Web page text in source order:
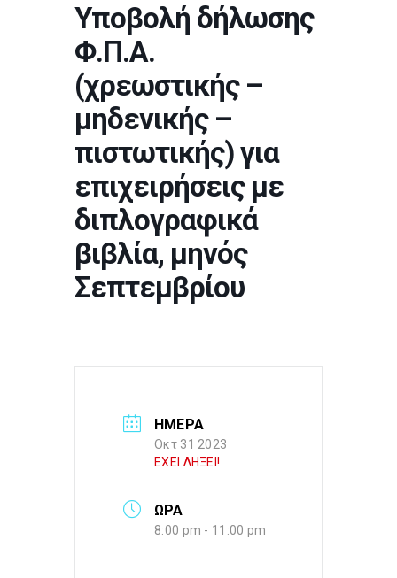
Υποβολή δήλωσης
Φ.Π.Α.
(χρεωστικής –
μηδενικής –
πιστωτικής) για
επιχειρήσεις με
διπλογραφικά
βιβλία, μηνός
Σεπτεμβρίου
ΗΜΕΡΑ
Οκτ 31 2023
ΕΧΕΙ ΛΗΞΕΙ!
ΩΡΑ
8:00 pm - 11:00 pm